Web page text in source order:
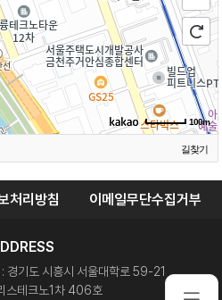
100m
길찾기
처리방침 이메일무단수집거부
: 경기도 시흥시 서울대학로 59-21
스테크노1차 406호